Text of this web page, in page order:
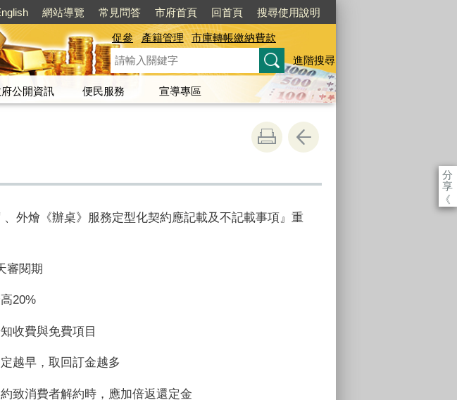
網站導覽 常見問答 市府首頁 回首頁 搜尋使用說明
促參 產籍管理
市庫轉帳繳納費款
進階搜尋
公開資訊 便民服務
宣導專區
分
享
《
、外燴《辦桌》服務定型化契約應記載及不記載事項』重
審閱期
20%
收費與免費項目
越早，取回訂金越多
致消費者解約時，應加倍返還定金